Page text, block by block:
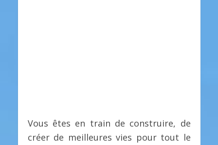
Vous êtes en train de construire, de
créer de meilleures vies pour tout le